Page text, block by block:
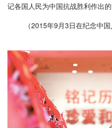
记各国人民为中国抗战胜利作出的
（2015年9月3日在纪念中